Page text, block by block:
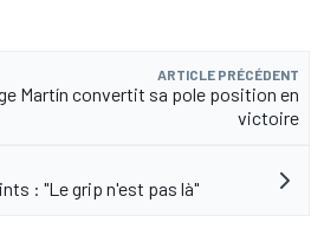
ARTICLE PRÉCÉDENT
Martín convertit sa pole position en
victoire
: "Le grip n'est pas là"